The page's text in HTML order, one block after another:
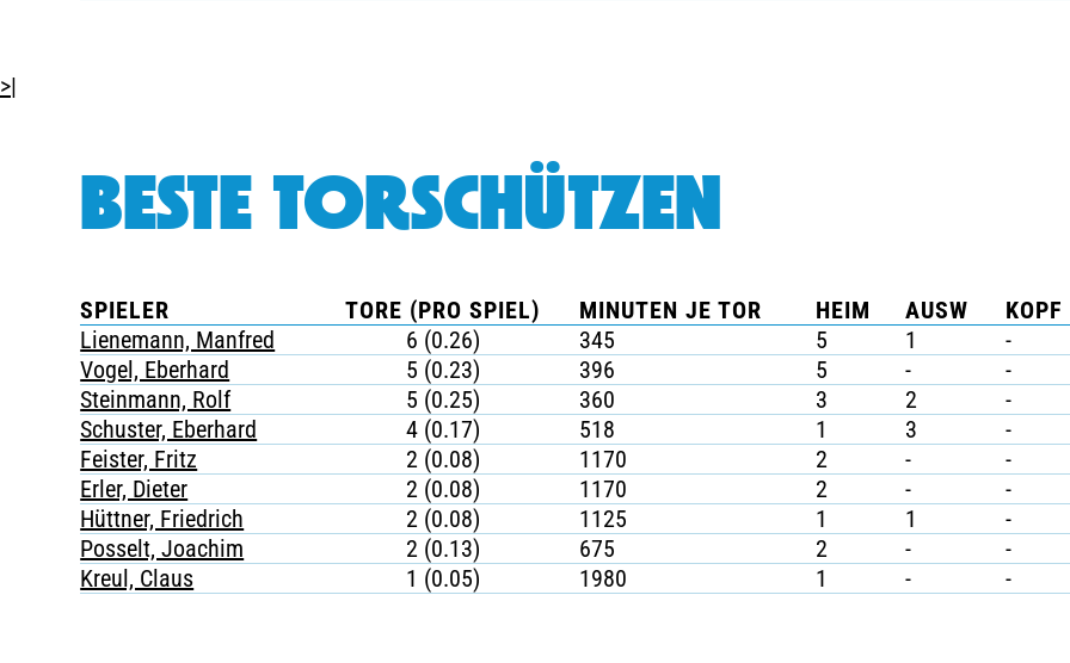
>|
BESTE TORSCHÜTZEN
SPIELER TORE (PRO SPIEL) MINUTEN JE TOR HEIM AUSW
Lienemann, Manfred
6 (0.26) 345 5 1
-
Vogel, Eberhard
5 (0.23) 396 5 -
-
Steinmann, Rolf
5 (0.25) 360 3 2
-
Schuster, Eberhard
4 (0.17) 518 1 3
-
Feister, Fritz
2 (0.08) 1170 2 -
-
Erler, Dieter
2 (0.08) 1170 2 -
-
Hüttner, Friedrich
2 (0.08) 1125 1 1
-
Posselt, Joachim
2 (0.13) 675 2 -
-
Kreul, Claus
1 (0.05) 1980 1 - -